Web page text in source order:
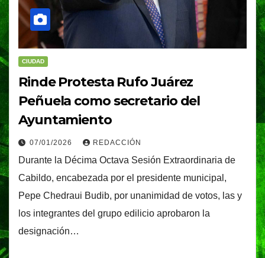
CIUDAD
Rinde Protesta Rufo Juárez
Peñuela como secretario del
Ayuntamiento
07/01/2026 REDACCIÓN
Durante la Décima Octava Sesión Extraordinaria de
Cabildo, encabezada por el presidente municipal,
Pepe Chedraui Budib, por unanimidad de votos, las y
los integrantes del grupo edilicio aprobaron la
designación…